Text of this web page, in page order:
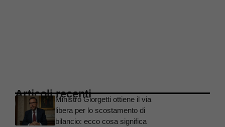
Articoli recentiMinistro Giorgetti ottiene il via
libera per lo scostamento di
bilancio: ecco cosa significa